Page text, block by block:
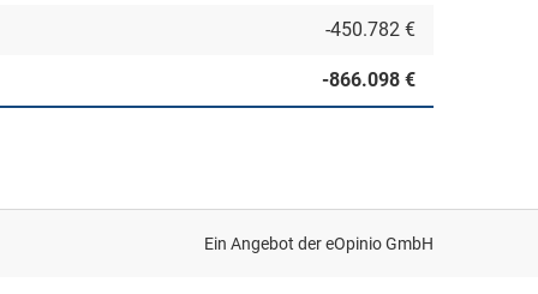
-450.782 €
-866.098 €
Ein Angebot dereOpinio GmbH